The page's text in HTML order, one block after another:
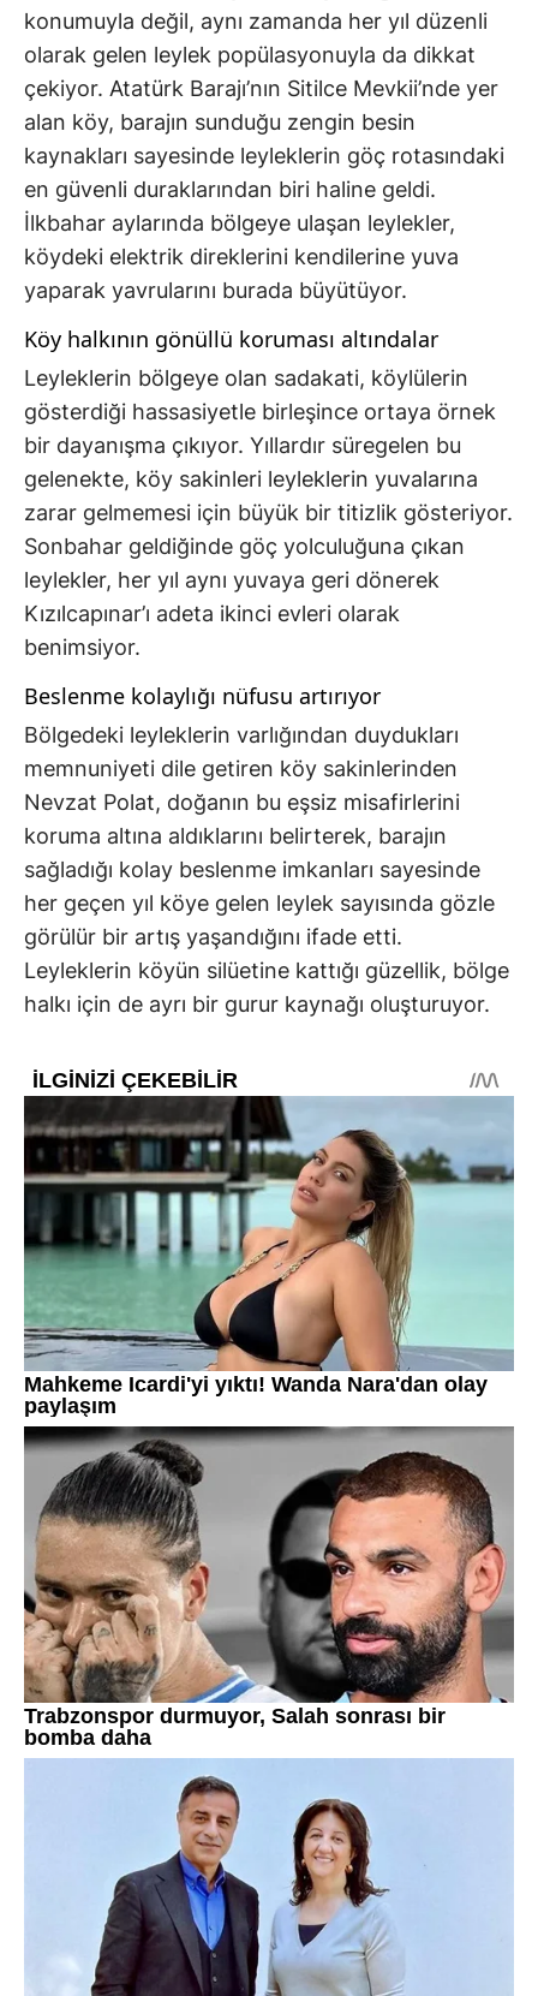
konumuyla değil, aynı zamanda her yıl düzenli
olarak gelen leylek popülasyonuyla da dikkat
çekiyor. Atatürk Barajı’nın Sitilce Mevkii’nde yer
alan köy, barajın sunduğu zengin besin
kaynakları sayesinde leyleklerin göç rotasındaki
en güvenli duraklarından biri haline geldi.
İlkbahar aylarında bölgeye ulaşan leylekler,
köydeki elektrik direklerini kendilerine yuva
yaparak yavrularını burada büyütüyor.
Köy halkının gönüllü koruması altındalar
Leyleklerin bölgeye olan sadakati, köylülerin
gösterdiği hassasiyetle birleşince ortaya örnek
bir dayanışma çıkıyor. Yıllardır süregelen bu
gelenekte, köy sakinleri leyleklerin yuvalarına
zarar gelmemesi için büyük bir titizlik gösteriyor.
Sonbahar geldiğinde göç yolculuğuna çıkan
leylekler, her yıl aynı yuvaya geri dönerek
Kızılcapınar’ı adeta ikinci evleri olarak
benimsiyor.
Beslenme kolaylığı nüfusu artırıyor
Bölgedeki leyleklerin varlığından duydukları
memnuniyeti dile getiren köy sakinlerinden
Nevzat Polat, doğanın bu eşsiz misafirlerini
koruma altına aldıklarını belirterek, barajın
sağladığı kolay beslenme imkanları sayesinde
her geçen yıl köye gelen leylek sayısında gözle
görülür bir artış yaşandığını ifade etti.
Leyleklerin köyün silüetine kattığı güzellik, bölge
halkı için de ayrı bir gurur kaynağı oluşturuyor.